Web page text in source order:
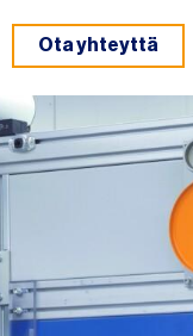
Ota yhteyttä